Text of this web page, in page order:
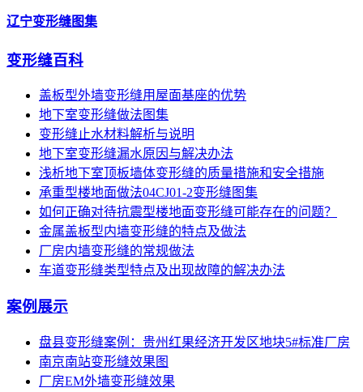
辽宁变形缝图集
变形缝百科
盖板型外墙变形缝用屋面基座的优势
地下室变形缝做法图集
变形缝止水材料解析与说明
地下室变形缝漏水原因与解决办法
浅析地下室顶板墙体变形缝的质量措施和安全措施
承重型楼地面做法04CJ01-2变形缝图集
如何正确对待抗震型楼地面变形缝可能存在的问题？
金属盖板型内墙变形缝的特点及做法
厂房内墙变形缝的常规做法
车道变形缝类型特点及出现故障的解决办法
案例展示
盘县变形缝案例：贵州红果经济开发区地块5#标准厂房
南京南站变形缝效果图
厂房EM外墙变形缝效果